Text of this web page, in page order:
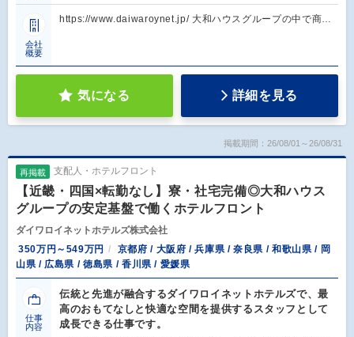
会社
概要
https://www.daiwaroynet.jp/ 大和ハウスグループの中で商…
気になる 詳細を見る
掲載期間：26/08/01～26/08/31
再掲載 支配人・ホテルフロント
【近畿・四国×転勤なし】寮・社宅完備◎大和ハウス
グループの安定基盤で働くホテルフロント
ダイワロイネットホテルズ株式会社
350万円～549万円
京都府 / 大阪府 / 兵庫県 / 奈良県 / 和歌山県 / 岡
山県 / 広島県 / 徳島県 / 香川県 / 愛媛県
仕事
内容
伝統と先進が融合するダイワロイネットホテルズで、最
高のおもてなしと快適な空間を提供するスタッフとして
成長できる仕事です。